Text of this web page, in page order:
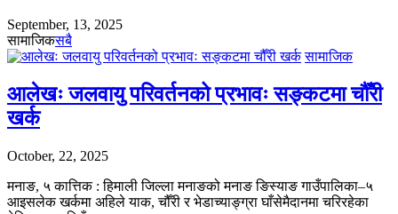
September, 13, 2025
सामाजिकसबै
सामाजिक
आलेखः जलवायु परिवर्तनको प्रभावः सङ्कटमा चौँरी
खर्क
October, 22, 2025
मनाङ, ५ कात्तिक : हिमाली जिल्ला मनाङको मनाङ ङिस्याङ गाउँपालिका–५
आइसलेक खर्कमा अहिले याक, चौँरी र भेडाच्याङ्ग्रा घाँसेमैदानमा चरिरहेका